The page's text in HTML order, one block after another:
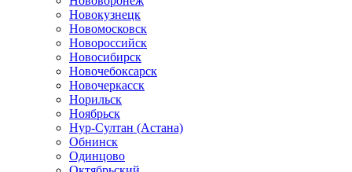
Новокузнецк
Новомосковск
Новороссийск
Новосибирск
Новочебоксарск
Новочеркасск
Норильск
Ноябрьск
Нур-Султан (Астана)
Обнинск
Одинцово